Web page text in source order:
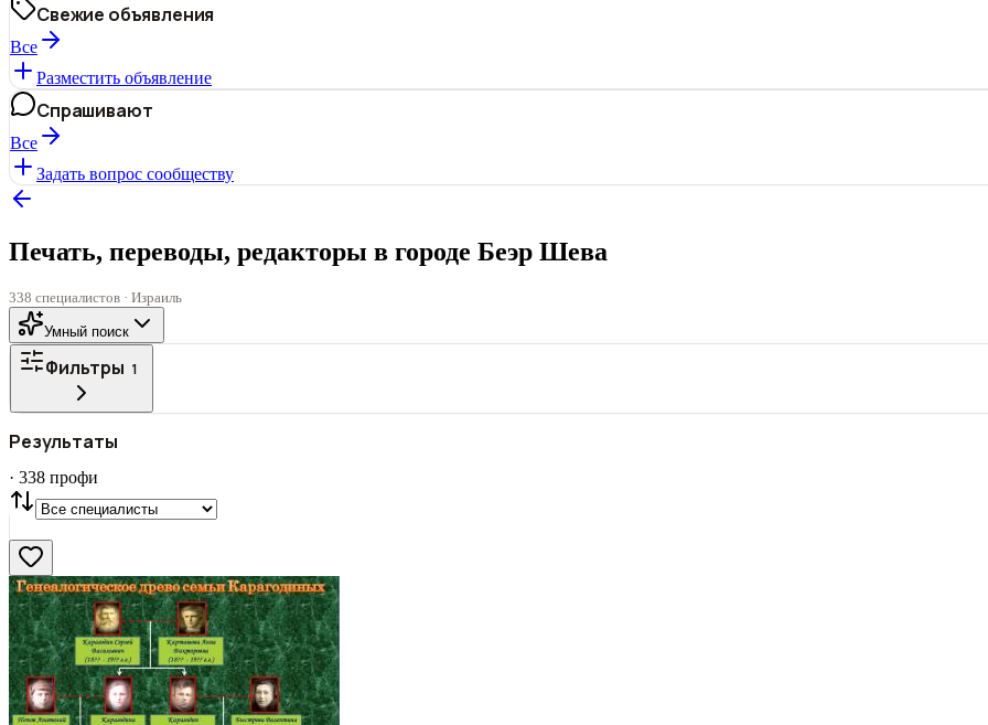
Свежие объявления
Все
Разместить объявление
Спрашивают
Все
Задать вопрос сообществу
Печать, переводы, редакторы в городе Беэр Шева
338 специалистов · Израиль
Умный поиск
Фильтры 1
СТАТУС
Нашли 338
Сбросить
Результаты
· 338 профи